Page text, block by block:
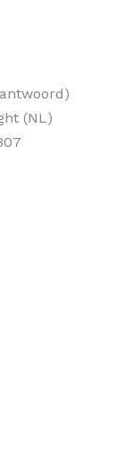
(NL)